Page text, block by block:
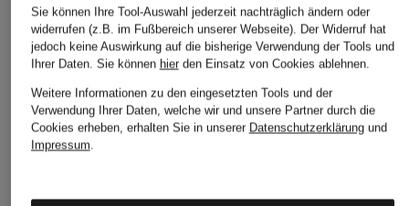
Zerstäuber
ab 104 €
ab 125 €
45 €
BELIEBTE ARTIKEL DIESER MARKE
Sie können Ihre Tool-Auswahl jederzeit nachträglich ändern oder
widerrufen (z.B. im Fußbereich unserer Webseite). Der Widerruf hat
jedoch keine Auswirkung auf die bisherige Verwendung der Tools und
Ihrer Daten. Sie können hierden Einsatz von Cookies ablehnen.
Weitere Informationen zu den eingesetzten Tools und der
Verwendung Ihrer Daten, welche wir und unsere Partner durch die
Cookies erheben, erhalten Sie in unserer Datenschutzerklärungund
Impressum.